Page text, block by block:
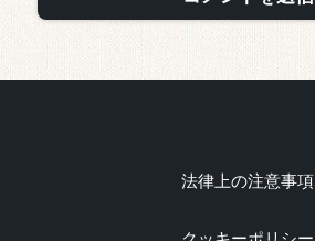
法律上の注意事項